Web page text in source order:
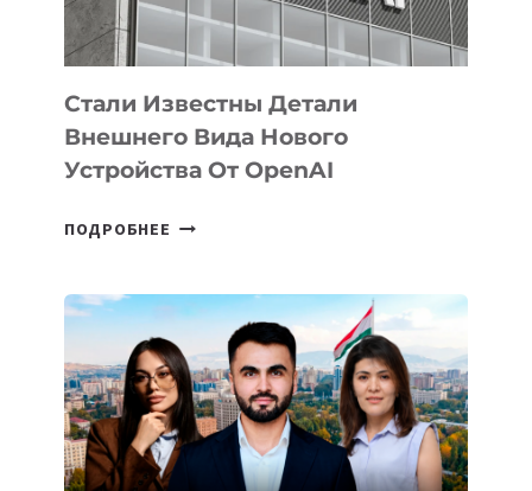
ИСКУССТВЕННОГО
ИНТЕЛЛЕКТА
Стали Известны Детали
Внешнего Вида Нового
Устройства От OpenAI
ПОДРОБНЕЕ СТАЛИ
ВНЕШНЕГО
ВИДА
НОВОГО
УСТРОЙСТВА
ОТ
OPENAI